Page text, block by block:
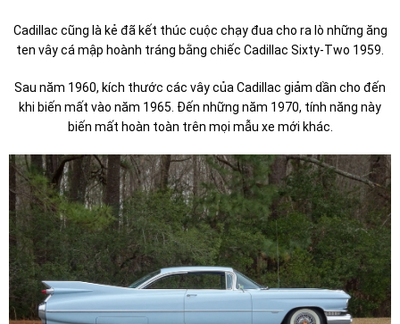
Cadillac cũng là kẻ đã kết thúc cuộc chạy đua cho ra lò những ăng
ten vây cá mập hoành tráng bằng chiếc Cadillac Sixty-Two 1959.
Sau năm 1960, kích thước các vây của Cadillac giảm dần cho đến
khi biến mất vào năm 1965. Đến những năm 1970, tính năng này
biến mất hoàn toàn trên mọi mẫu xe mới khác.